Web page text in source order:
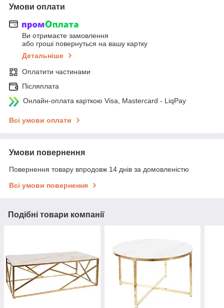
Умови оплати
Ви отримаєте замовлення
або гроші повернуться на вашу картку
Детальніше
Оплатити частинами
Післяплата
Онлайн-оплата карткою Visa, Mastercard - LiqPay
Всі умови оплати
Умови повернення
Повернення товару впродовж 14 днів за домовленістю
Всі умови повернення
Подібні товари компанії